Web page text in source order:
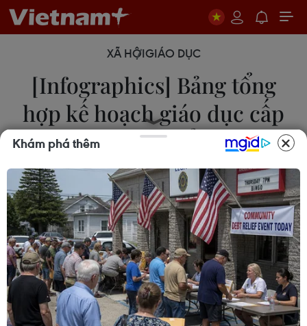
XÃ HỘIGIÁO DỤC
[Infographics] Bảng tổng
hợp kế hoạch giáo dục cấp
Trung học phổ thông
08/08/2022 23:24
Theo Thông tư số 13/2022/TT-BGDĐT ngày
3/8/2022 của Bộ Giáo dục và Đào tạo, học sinh
mỗi ngày học 1 buổi, mỗi buổi không quá 5 tiết
học, mỗi tiết học 45 phút.
Khám phá thêm